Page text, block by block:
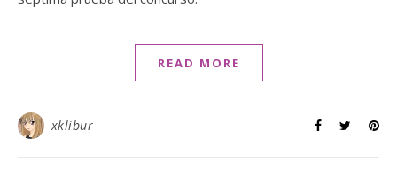
READ MORE
xklibur